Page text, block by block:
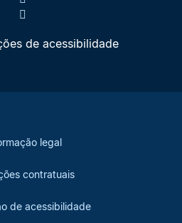
de acessibilidade
legal
contratuais
de acessibilidade